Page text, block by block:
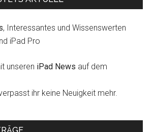
, Interessantes und Wissenswerten
iPad Pro
unseren iPad News auf dem
ihr keine Neuigkeit mehr.